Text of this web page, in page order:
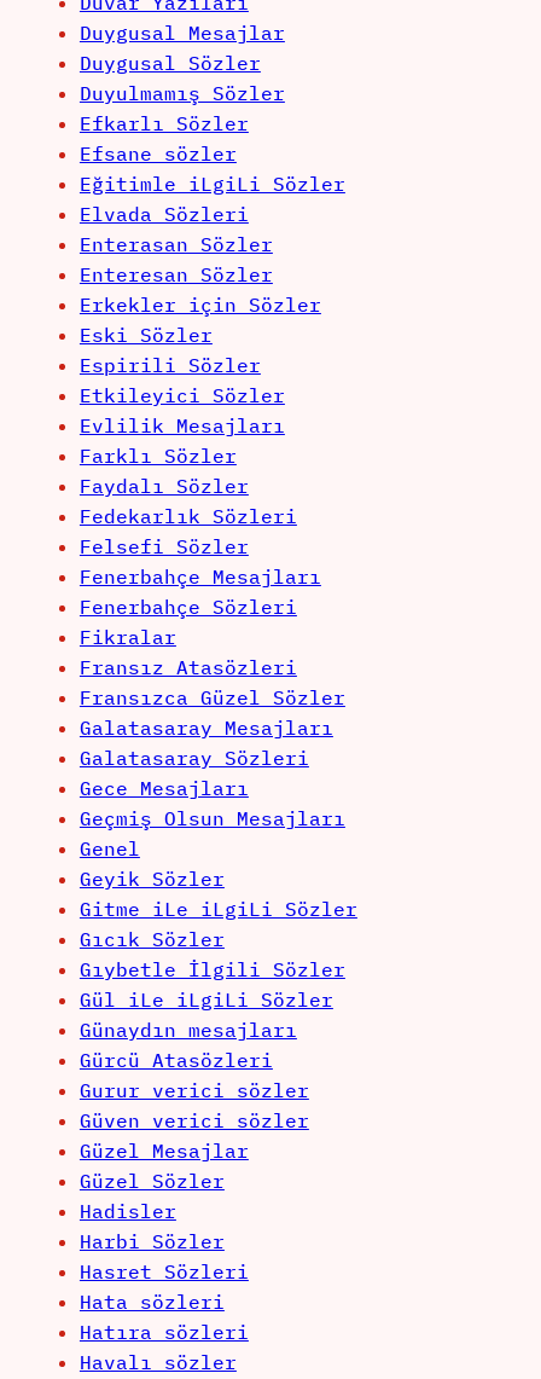
Duygusal Mesajlar
Duygusal Sözler
Duyulmamış Sözler
Efkarlı Sözler
Efsane sözler
Eğitimle iLgiLi Sözler
Elvada Sözleri
Enterasan Sözler
Enteresan Sözler
Erkekler için Sözler
Eski Sözler
Espirili Sözler
Etkileyici Sözler
Evlilik Mesajları
Farklı Sözler
Faydalı Sözler
Fedekarlık Sözleri
Felsefi Sözler
Fenerbahçe Mesajları
Fenerbahçe Sözleri
Fikralar
Fransız Atasözleri
Fransızca Güzel Sözler
Galatasaray Mesajları
Galatasaray Sözleri
Gece Mesajları
Geçmiş Olsun Mesajları
Genel
Geyik Sözler
Gitme iLe iLgiLi Sözler
Gıcık Sözler
Gıybetle İlgili Sözler
Gül iLe iLgiLi Sözler
Günaydın mesajları
Gürcü Atasözleri
Gurur verici sözler
Güven verici sözler
Güzel Mesajlar
Güzel Sözler
Hadisler
Harbi Sözler
Hasret Sözleri
Hata sözleri
Hatıra sözleri
Havalı sözler